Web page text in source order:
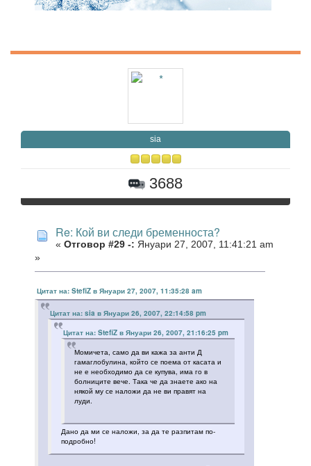
sia
3688
Re: Кой ви следи бременноста?
« Отговор #29 -: Януари 27, 2007, 11:41:21 am
»
Цитат на: StefiZ в Януари 27, 2007, 11:35:28 am
Цитат на: sia в Януари 26, 2007, 22:14:58 pm
Цитат на: StefiZ в Януари 26, 2007, 21:16:25 pm
Момичета, само да ви кажа за анти Д
гамаглобулина, който се поема от касата и
не е необходимо да се купува, има го в
болниците вече. Така че да знаете ако на
някой му се наложи да не ви правят на
луди.
Дано да ми се наложи, за да те разпитам по-
подробно!